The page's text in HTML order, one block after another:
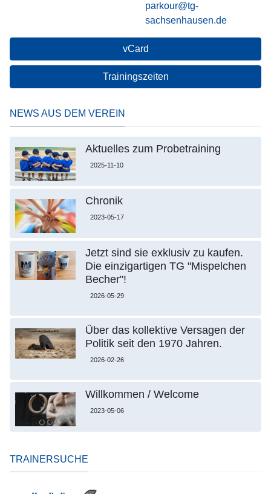
parkour@tg-
sachsenhausen.de
vCard
Trainingszeiten
NEWS AUS DEM VEREIN
Aktuelles zum Probetraining
2025-11-10
Chronik
2023-05-17
Jetzt sind sie exklusiv zu kaufen.
Die einzigartigen TG "Mispelchen
Becher"!
2026-05-29
Über das kollektive Versagen der
Politik seit den 1970 Jahren.
2026-02-26
Willkommen / Welcome
2023-05-06
TRAINERSUCHE